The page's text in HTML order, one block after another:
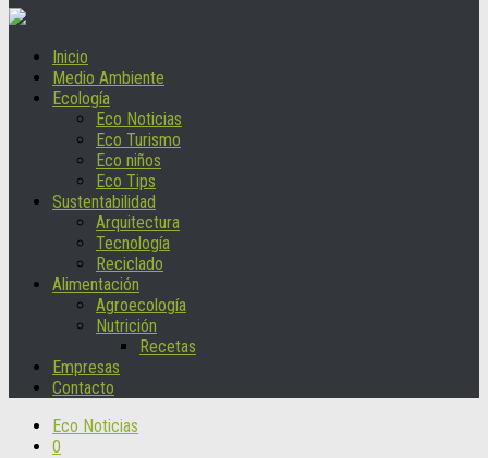
Inicio
Medio Ambiente
Ecología
Eco Noticias
Eco Turismo
Eco niños
Eco Tips
Sustentabilidad
Arquitectura
Tecnología
Reciclado
Alimentación
Agroecología
Nutrición
Recetas
Empresas
Contacto
Eco Noticias
0